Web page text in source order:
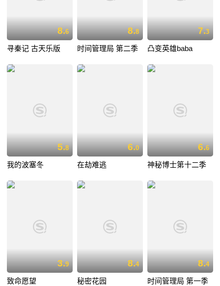
8.6
寻秦记 古天乐版
8.8
时间管理局 第二季
7.3
凸变英雄baba
5.8
我的波塞冬
6.0
在劫难逃
6.6
神秘博士第十二季
3.9
致命愿望
8.4
秘密花园
8.4
时间管理局 第一季